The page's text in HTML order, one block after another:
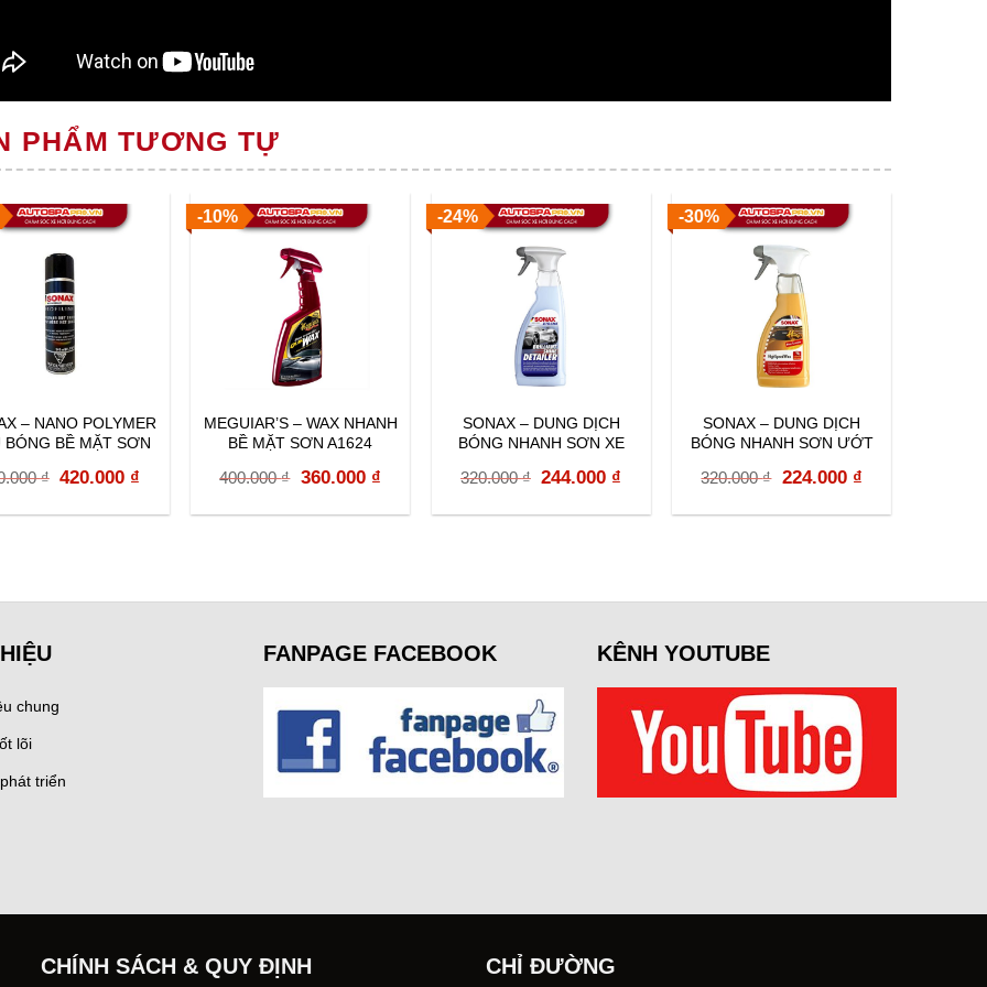
PHẨM TƯƠNG TỰ
– NANO POLYMER
BÓNG BỀ MẶT SƠN
₫ Original
420.000 ₫
-10%
MEGUIAR’S – WAX NHANH
BỀ MẶT SƠN A1624
400.000₫ Original
360.000 ₫Current
-24%
SONAX – DUNG DỊCH
BÓNG NHANH SƠN XE
320.000₫ Original
244.000 ₫
-30%
SONAX – DUNG DỊCH
BÓNG NHANH SƠN ƯỚT
320.000₫ Original
224.000 ₫Current
chung
lõi
triển
FANPAGE FACEBOOK KÊNH YOUTUBE
CHÍNH SÁCH & QUY ĐỊNH CHỈ ĐƯỜNG